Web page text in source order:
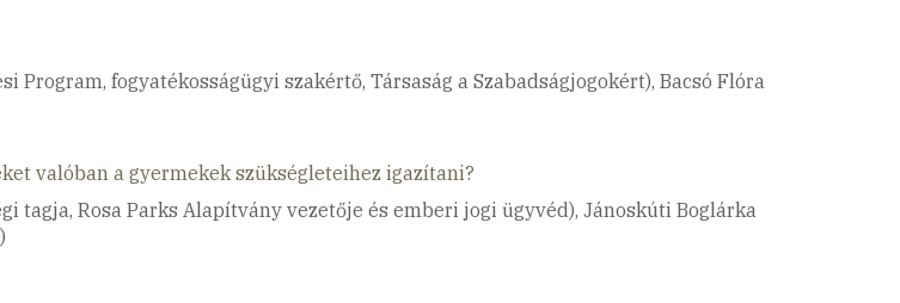
Program, fogyatékosságügyi szakértő, Társaság a Szabadságjogokért), Bacsó Flóra
valóban a gyermekek szükségleteihez igazítani?
tagja, Rosa Parks Alapítvány vezetője és emberi jogi ügyvéd), Jánoskúti Boglárka